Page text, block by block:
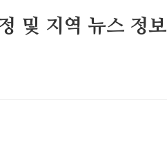
및 지역 뉴스 정보